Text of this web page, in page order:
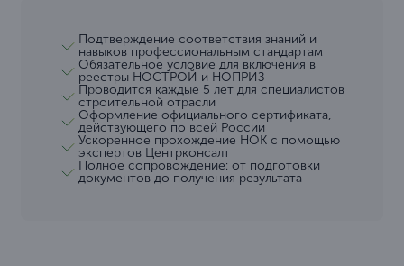
Подтверждение соответствия знаний и
навыков профессиональным стандартам
Обязательное условие для включения в
реестры НОСТРОЙ и НОПРИЗ
Проводится каждые 5 лет для специалистов
строительной отрасли
Оформление официального сертификата,
действующего по всей России
Ускоренное прохождение НОК с помощью
экспертов Центрконсалт
Полное сопровождение: от подготовки
документов до получения результата